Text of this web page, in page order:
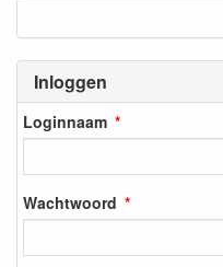
Inloggen
Loginnaam
Wachtwoord